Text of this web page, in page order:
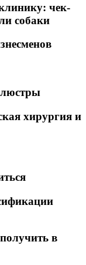
чек-
собаки
хирургия и
в